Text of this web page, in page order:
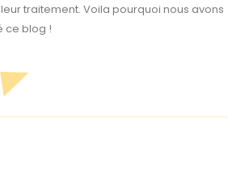
traitement. Voila pourquoi nous avons
ce blog !